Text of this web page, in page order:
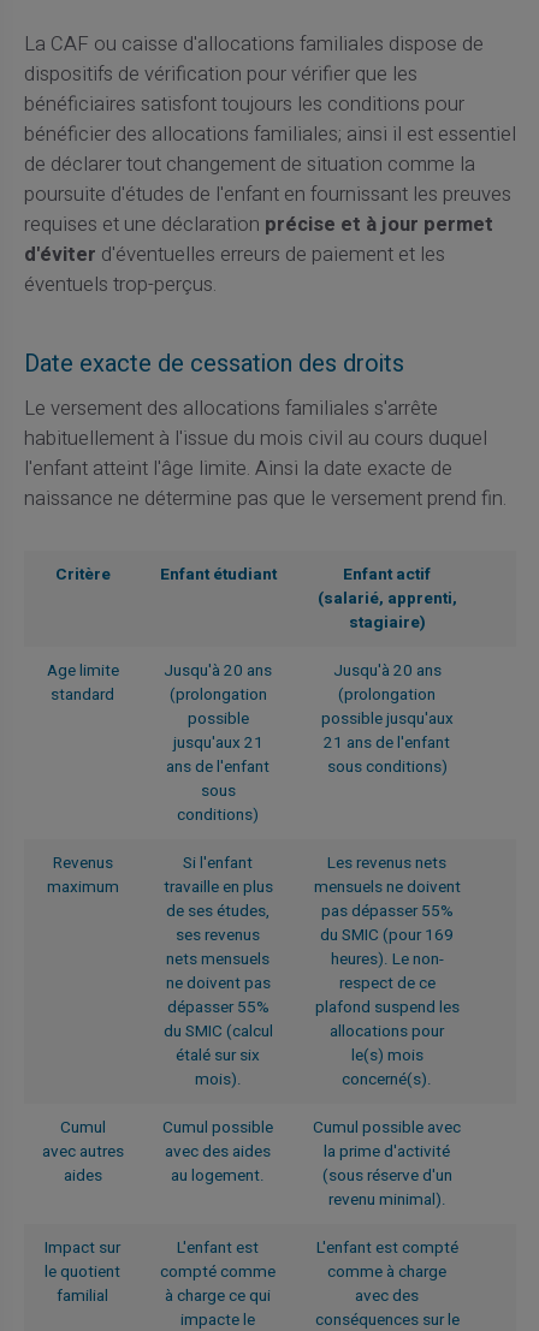
La CAF ou caisse d'allocations familiales dispose de
dispositifs de vérification pour vérifier que les
bénéficiaires satisfont toujours les conditions pour
bénéficier des allocations familiales; ainsi il est essentiel
de déclarer tout changement de situation comme la
poursuite d'études de l'enfant en fournissant les preuves
requises et une déclaration précise et à jour permet
d'éviter d'éventuelles erreurs de paiement et les
éventuels trop-perçus.
Date exacte de cessation des droits
Le versement des allocations familiales s'arrête
habituellement à l'issue du mois civil au cours duquel
l'enfant atteint l'âge limite. Ainsi la date exacte de
naissance ne détermine pas que le versement prend fin.
Critère Enfant étudiant
Enfant actif
(salarié, apprenti,
stagiaire)
Age limite
standard
Jusqu'à 20 ans
(prolongation
possible
jusqu'aux 21
ans de l'enfant
sous
conditions)
Jusqu'à 20 ans
(prolongation
possible jusqu'aux
21 ans de l'enfant
sous conditions)
Revenus
maximum
Si l'enfant
travaille en plus
de ses études,
ses revenus
nets mensuels
ne doivent pas
dépasser 55%
du SMIC (calcul
étalé sur six
mois).
Les revenus nets
mensuels ne doivent
pas dépasser 55%
du SMIC (pour 169
heures). Le non-
respect de ce
plafond suspend les
allocations pour
le(s) mois
concerné(s).
Cumul
avec autres
aides
Cumul possible
avec des aides
au logement.
Cumul possible avec
la prime d'activité
(sous réserve d'un
revenu minimal).
Impact sur
le quotient
familial
L'enfant est
compté comme
à charge ce qui
impacte le
L'enfant est compté
comme à charge
avec des
conséquences sur le